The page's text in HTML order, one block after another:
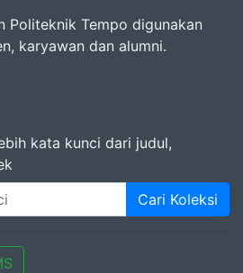
Politeknik Tempo digunakan
karyawan dan alumni.
kata kunci dari judul,
Cari Koleksi